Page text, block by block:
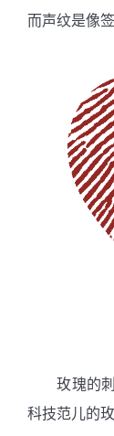
而声纹是像
玫瑰的刺
科技范儿的